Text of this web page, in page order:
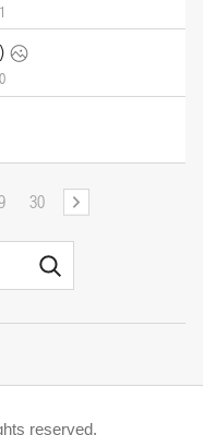
1
0
30
reserved.